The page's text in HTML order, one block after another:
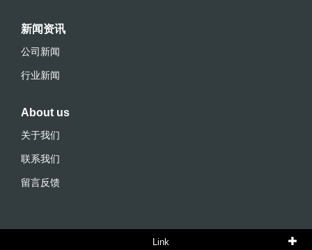
新闻资讯
公司新闻
行业新闻
About us
关于我们
联系我们
留言反馈
Link